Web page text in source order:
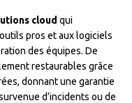
cloud qui
pros et aux logiciels
des équipes. De
restaurables grâce
donnant une garantie
d’incidents ou de